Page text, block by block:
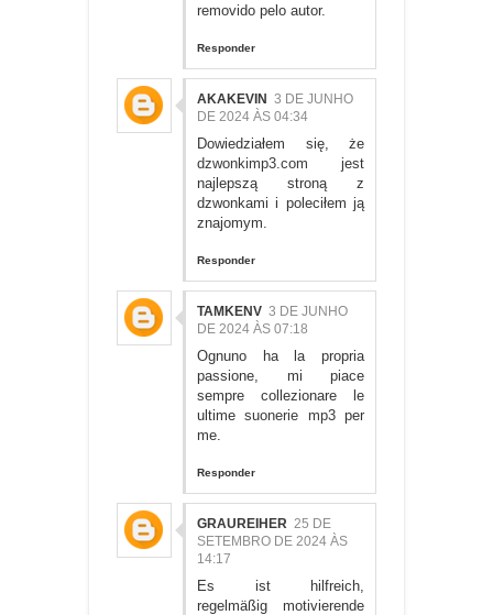
removido pelo autor.
Responder
AKAKEVIN 3 DE JUNHO
DE 2024 ÀS 04:34
Dowiedziałem się, że
dzwonkimp3.com jest
najlepszą stroną z
dzwonkami i poleciłem ją
znajomym.
Responder
TAMKENV 3 DE JUNHO
DE 2024 ÀS 07:18
Ognuno ha la propria
passione, mi piace
sempre collezionare le
ultimesuonerie mp3per
me.
Responder
GRAUREIHER 25 DE
SETEMBRO DE 2024 ÀS
14:17
Es ist hilfreich,
regelmäßig motivierende